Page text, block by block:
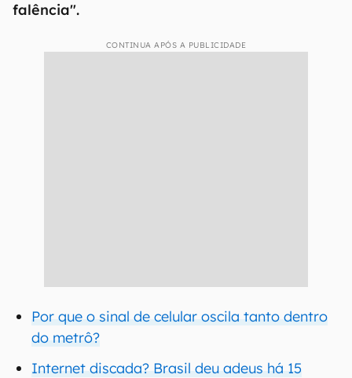
falência".
CONTINUA APÓS A PUBLICIDADE
Por que o sinal de celular oscila tanto dentro
do metrô?
Internet discada? Brasil deu adeus há 15